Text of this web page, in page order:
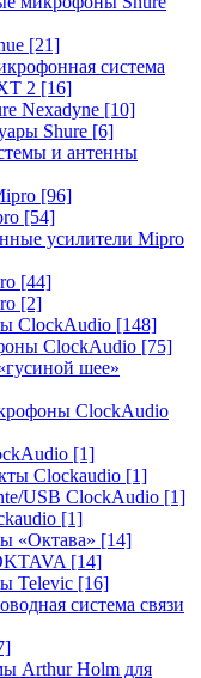
[21]
система
2 [16]
Nexadyne [10]
Shure [6]
и антенны
[96]
[54]
усилители Mipro
[44]
[2]
ClockAudio [148]
ClockAudio [75]
шее»
ClockAudio
[1]
Clockaudio [1]
USB ClockAudio [1]
[1]
«Октава» [14]
[14]
Televic [16]
система связи
Arthur Holm для